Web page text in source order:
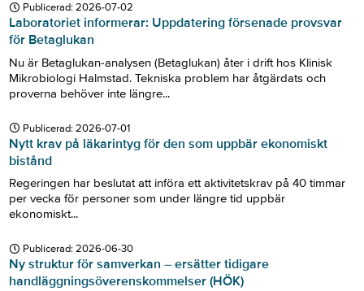
Publicerad:2026-07-02
Laboratoriet informerar: Uppdatering försenade provsvar
för Betaglukan
Nu är Betaglukan-analysen (Betaglukan) åter i drift hos Klinisk
Mikrobiologi Halmstad. Tekniska problem har åtgärdats och
proverna behöver inte längre...
Publicerad:2026-07-01
Nytt krav på läkarintyg för den som uppbär ekonomiskt
bistånd
Regeringen har beslutat att införa ett aktivitetskrav på 40 timmar
per vecka för personer som under längre tid uppbär
ekonomiskt...
Publicerad:2026-06-30
Ny struktur för samverkan – ersätter tidigare
handläggningsöverenskommelser (HÖK)